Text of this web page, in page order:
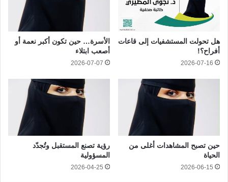
هل تحولت المستشفيات إلى قاعات
أفراح؟!
2026-07-16
الأسرة… حين تكون أكبر نعمة أو
أصعب ابتلاء
2026-07-07
حين تصبح المشاهدات أغلى من
الحياة
2026-06-15
رؤية تصنع المستقبل وتُجدّد
المسؤولية
2026-04-25